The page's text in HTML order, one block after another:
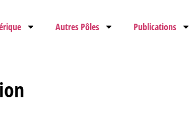
Autres Pôles Publications